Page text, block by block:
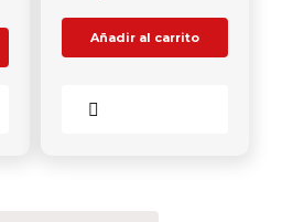
Añadir al carrito